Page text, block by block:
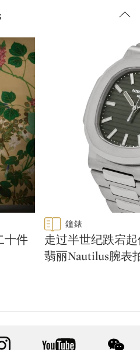
十件
Type: featured
CATEGORY:
鐘錶
走过半世纪跌宕
翡丽Nautilus腕表
instagram youtube